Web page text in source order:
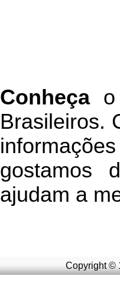
Conheçao
Brasileiros.
gostamos
ajudam a
Copyright ©